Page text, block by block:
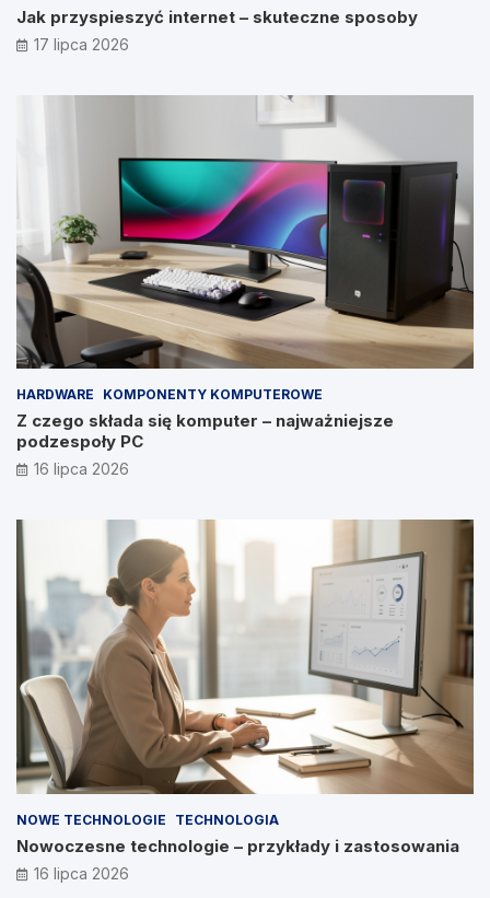
Jak przyspieszyć internet – skuteczne sposoby
17 lipca 2026
HARDWARE KOMPONENTY KOMPUTEROWE
Z czego składa się komputer – najważniejsze
podzespoły PC
16 lipca 2026
NOWE TECHNOLOGIE TECHNOLOGIA
Nowoczesne technologie – przykłady i zastosowania
16 lipca 2026